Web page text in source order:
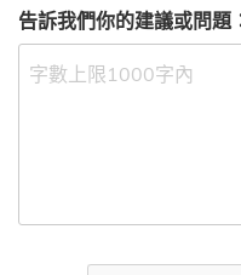
告訴我們你的建議或問題